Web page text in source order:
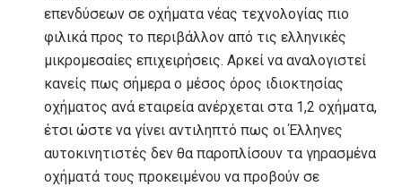
επενδύσεων σε οχήματα νέας τεχνολογίας πιο
φιλικά προς το περιβάλλον από τις ελληνικές
μικρομεσαίες επιχειρήσεις. Αρκεί να αναλογιστεί
κανείς πως σήμερα ο μέσος όρος ιδιοκτησίας
οχήματος ανά εταιρεία ανέρχεται στα 1,2 οχήματα,
έτσι ώστε να γίνει αντιληπτό πως οι Έλληνες
αυτοκινητιστές δεν θα παροπλίσουν τα γηρασμένα
οχήματά τους προκειμένου να προβούν σε